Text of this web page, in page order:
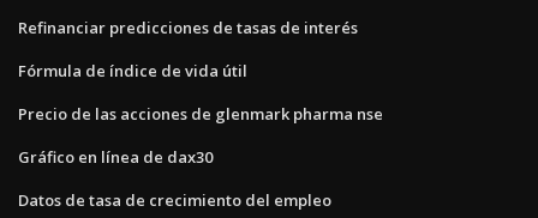
Refinanciar predicciones de tasas de interés
Fórmula de índice de vida útil
Precio de las acciones de glenmark pharma nse
Gráfico en línea de dax30
Datos de tasa de crecimiento del empleo